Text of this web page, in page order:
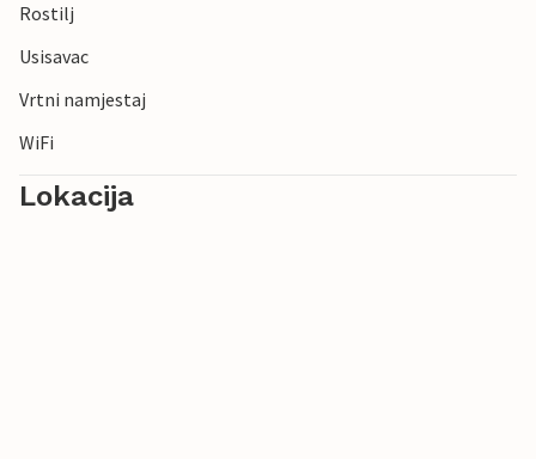
Rostilj
Usisavac
Vrtni namjestaj
WiFi
Lokacija